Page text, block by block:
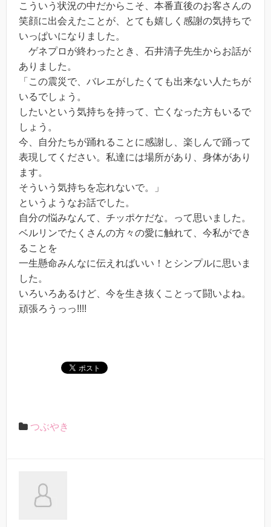
こういう状況の中だからこそ、本番直後のお客さんの
笑顔に出会えたことが、とても嬉しく感謝の気持ちで
いっぱいになりました。
ゲネプロが終わったとき、石井清子先生からお話が
ありました。
「この震災で、バレエがしたくても出来ない人たちが
いるでしょう。
したいという気持ちを持って、亡くなった方もいるで
しょう。
今、自分たちが踊れることに感謝し、楽しんで踊って
表現してください。私達には場所があり、身体があり
ます。
そういう気持ちを忘れないで。」
というようなお話でした。
自分の悩みなんて、チッポケだな。って思いました。
ベルリンでたくさんの方々の愛に触れて、今私ができ
ることを
一生懸命みんなに伝えればいい！とシンプルに思いま
した。
いろいろあるけど、今を生き抜くことって闘いよね。
頑張ろうっっ!!!!
つぶやき